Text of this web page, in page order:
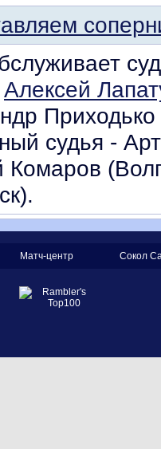
Алексей
судья -
Комаров
Матч-центр Сокол